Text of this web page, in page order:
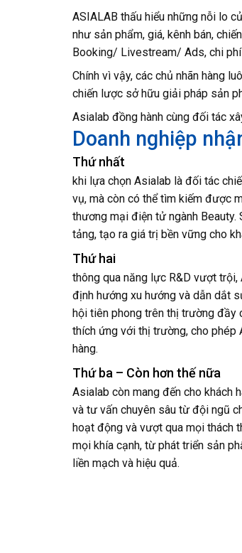
ASIALAB thấu hiểu những nỗi lo
như sản phẩm, giá, kênh bán,
Booking/ Livestream/ Ads, chi phí
Chính vì vậy, các chủ nhãn hàng
chiến lược sở hữu giải pháp sản
Asialab đồng hành cùng đối tác
Doanh nghiệp
Thứ nhất
khi lựa chọn Asialab là đối tác
vụ, mà còn có thể tìm kiếm được
thương mại điện tử ngành
tảng, tạo ra giá trị bền vững cho
Thứ hai
thông qua năng lực R&D vượt
định hướng xu hướng và dẫn dắt
hội tiên phong trên thị trường đầy
thích ứng với thị trường, cho phép
hàng.
Thứ ba – Còn hơn thế nữa
Asialab còn mang đến cho khách
và tư vấn chuyên sâu từ đội ngũ
hoạt động và vượt qua mọi thách
mọi khía cạnh, từ phát triển sản
liền mạch và hiệu quả.